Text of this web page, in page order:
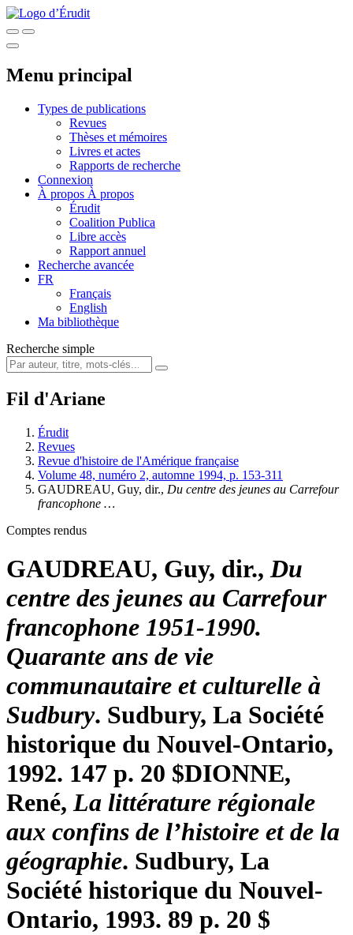
Menu principal
Types de publications
Revues
Thèses et mémoires
Livres et actes
Rapports de recherche
Connexion
À propos À propos
Érudit
Coalition Publica
Libre accès
Rapport annuel
Recherche avancée
FR
Français
English
Ma bibliothèque
Recherche simple
Fil d'Ariane
Érudit
Revues
Revue d'histoire de l'Amérique française
Volume 48, numéro 2, automne 1994, p. 153-311
GAUDREAU, Guy, dir., Du centre des jeunes au Carrefour
francophone …
Comptes rendus
GAUDREAU, Guy, dir., Du
centre des jeunes au Carrefour
francophone 1951-1990.
Quarante ans de vie
communautaire et culturelle à
Sudbury. Sudbury, La Société
historique du Nouvel-Ontario,
1992. 147 p. 20 $DIONNE,
René, La littérature régionale
aux confins de l’histoire et de la
géographie. Sudbury, La
Société historique du Nouvel-
Ontario, 1993. 89 p. 20 $